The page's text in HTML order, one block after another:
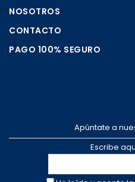
NOSOTROS
CONTACTO
PAGO 100% SEGURO
Apúntate a
Escribe